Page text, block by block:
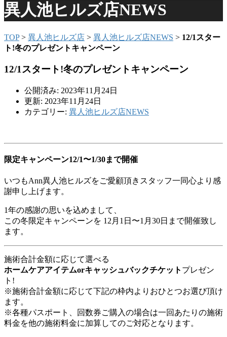
異人池ヒルズ店NEWS
TOP> 異人池ヒルズ店 > 異人池ヒルズ店NEWS > 12/1スター
ト!冬のプレゼントキャンペーン
12/1スタート!冬のプレゼントキャンペーン
公開済み: 2023年11月24日
更新: 2023年11月24日
カテゴリー: 異人池ヒルズ店NEWS
限定キャンペーン12/1〜1/30まで開催
いつもAnn異人池ヒルズをご愛顧頂きスタッフ一同心より感
謝申し上げます。
1年の感謝の思いを込めまして、
この冬限定キャンペーンを 12月1日〜1月30日まで開催致し
ます。
施術合計金額に応じて選べる
ホームケアアイテムorキャッシュバックチケット プレゼン
ト!
※施術合計金額に応じて下記の枠内よりおひとつお選び頂け
ます。
※各種パスポート、回数券ご購入の場合は一回あたりの施術
料金を他の施術料金に加算してのご対応となります。